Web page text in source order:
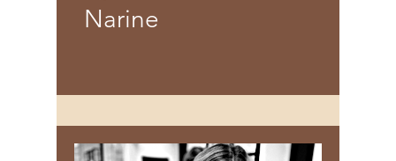
Narine